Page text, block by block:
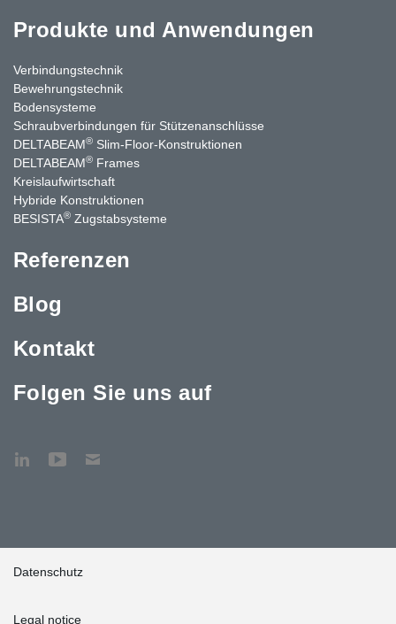
Produkte und Anwendungen
Verbindungstechnik
Bewehrungstechnik
Bodensysteme
Schraubverbindungen für Stützenanschlüsse
DELTABEAM® Slim-Floor-Konstruktionen
DELTABEAM® Frames
Kreislaufwirtschaft
Hybride Konstruktionen
BESISTA® Zugstabsysteme
Referenzen
Blog
Kontakt
Folgen Sie uns auf
Datenschutz
Legal notice